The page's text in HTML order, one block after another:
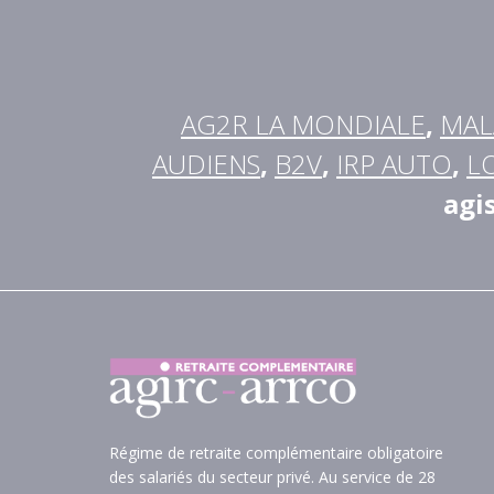
AG2R LA MONDIALE,
AUDIENS, B2V, IRP AUTO,
Régime de retraite complémentaire obligatoire
des salariés du secteur privé. Au service de 28